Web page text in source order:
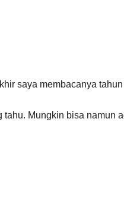
saya membacanya
Mungkin bisa namun